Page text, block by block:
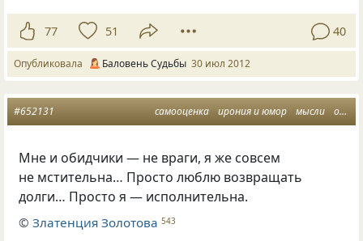
77 51 40
Опубликовала Баловень Судьбы 30 июл 2012
самооценка ирония и юмор мысли обидчики
#652131
Мне и обидчики — не враги, я же совсем
не мстительна… Просто люблю возвращать
долги… Просто я — исполнительна.
©Златенция Золотова 543